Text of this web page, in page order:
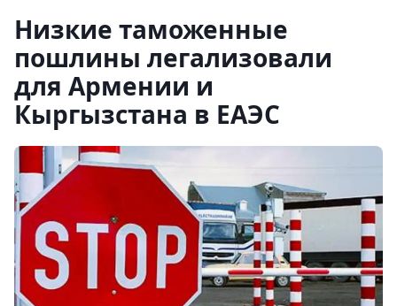
Низкие таможенные
пошлины легализовали
для Армении и
Кыргызстана в ЕАЭС